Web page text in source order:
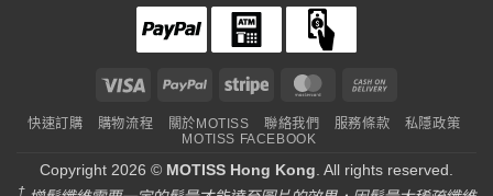
Visa PayPal Stripe MasterCard
Delivery
快速訂購 購物流程 關於MOTISS 聯絡我們 服務條款
私隱政策
MOTISS FACEBOOK
Copyright 2026 © MOTISS Hong Kong . All rights reserved.
†